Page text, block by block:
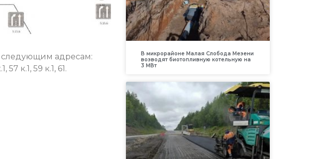
следующим адресам:
к.1, 59 к.1, 61.
В микрорайоне Малая Слобода Мезени
возводят биотопливную котельную на
3 МВт